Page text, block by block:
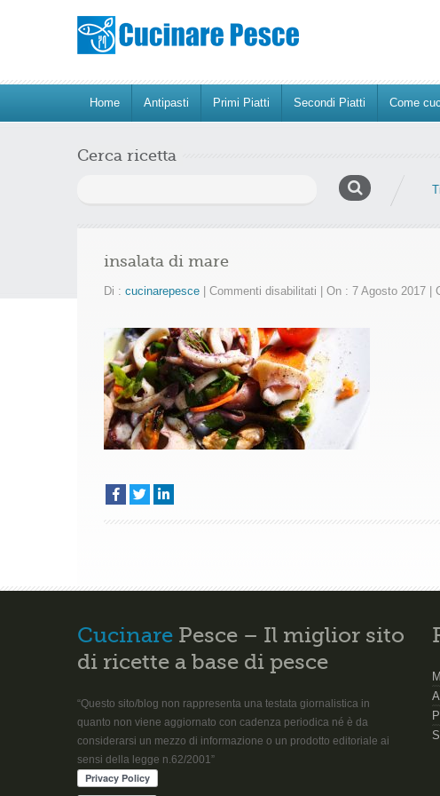
Home Antipasti Primi Piatti Secondi Piatti Come
Cerca ricetta
insalata di mare
Di : cucinarepesce Commenti disabilitati su
di
mare
On : 7 Agosto 2017
Cucinare Pesce – Il miglior sito
di ricette a base di pesce
“Questo sito/blog non rappresenta una testata giornalistica in
quanto non viene aggiornato con cadenza periodica né è da
considerarsi un mezzo di informazione o un prodotto editoriale ai
sensi della legge n.62/2001”